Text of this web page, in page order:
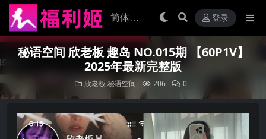
登录
秘语空间 欣老板 趣岛 NO.015期 【60P1V】
2025年最新完整版
欣老板 秘语空间 206 0